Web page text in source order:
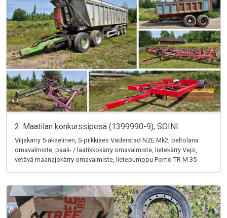
2. Maatilan konkurssipesä (1399990-9), SOINI
Viljakärry 5-akselinen, S-piikkiäes Väderstad NZE Mk2, peltolana
omavalmiste, paali- / laatikkokärry omavalmiste, lietekärry Vepi,
vetävä maanajokärry omavalmiste, lietepumppu Pomo TR M 35